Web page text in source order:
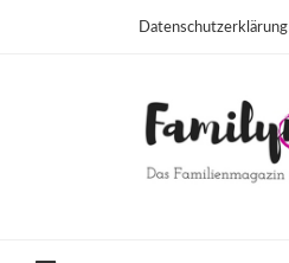
Datenschutzerklärung